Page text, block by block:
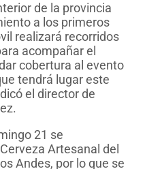
de la provincia
a los primeros
realizará recorridos
acompañar el
cobertura al evento
tendrá lugar este
el director de
21 se
Artesanal del
Andes, por lo que se